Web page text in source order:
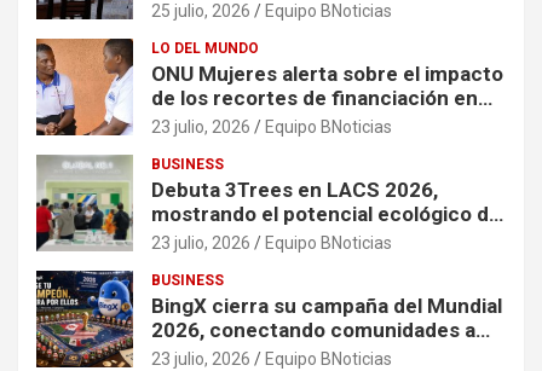
25 julio, 2026 Equipo BNoticias
LO DEL MUNDO
ONU Mujeres alerta sobre el impacto
de los recortes de financiación en
organizaciones que apoyan a
crisis
23 julio, 2026 Equipo BNoticias
BUSINESS
Debuta 3Trees en LACS 2026,
mostrando el potencial ecológico de
China en América
23 julio, 2026 Equipo BNoticias
BUSINESS
BingX cierra su campaña del Mundial
2026, conectando comunidades a
través de experiencias exclusivas
23 julio, 2026 Equipo BNoticias